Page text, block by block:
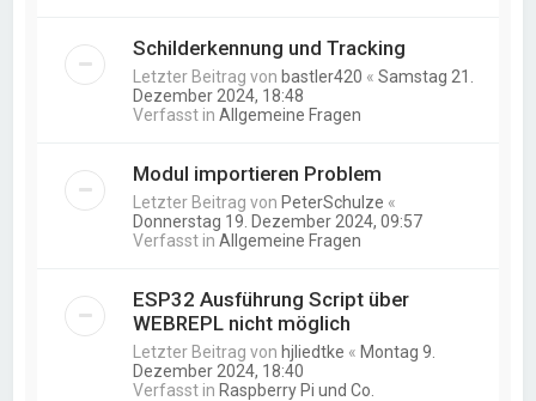
Schilderkennung und Tracking
Letzter Beitrag von bastler420 «Samstag 21.
Dezember 2024, 18:48
Verfasst inAllgemeine Fragen
Modul importieren Problem
Letzter Beitrag von PeterSchulze «
Donnerstag 19. Dezember 2024, 09:57
Verfasst inAllgemeine Fragen
ESP32 Ausführung Script über
WEBREPL nicht möglich
Letzter Beitrag von hjliedtke « Montag 9.
Dezember 2024, 18:40
Verfasst in Raspberry Pi und Co.